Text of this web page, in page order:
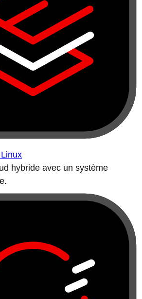
hybride avec un système